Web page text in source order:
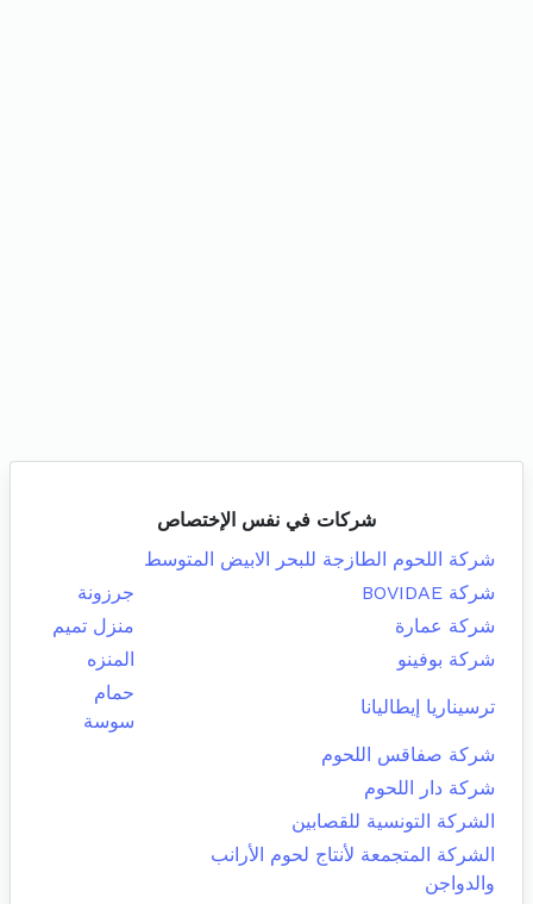
شركات في نفس الإختصاص
شركة اللحوم الطازجة للبحر الابيض المتوسط
شركة BOVIDAE
جرزونة
شركة عمارة
منزل تميم
شركة بوفينو
المنزه
ترسيناريا إيطاليانا
حمام
سوسة
شركة صفاقس اللحوم
شركة دار اللحوم
الشركة التونسية للقصابين
الشركة المتجمعة لأنتاج لحوم الأرانب
والدواجن